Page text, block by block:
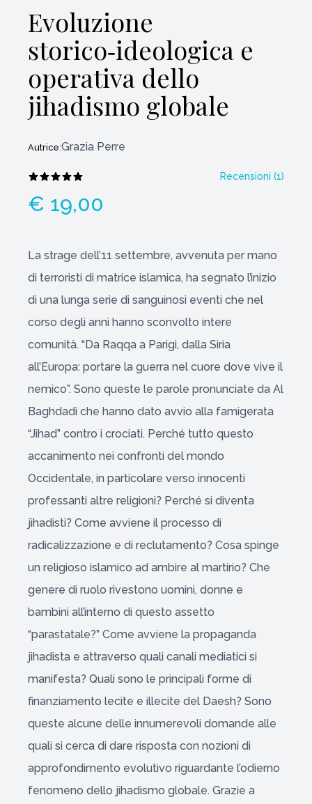
Evoluzione
storico‑ideologica e
operativa dello
jihadismo globale
Autrice:Grazia Perre
Recensioni (1)
€ 19,00
La strage dell’11 settembre, avvenuta per mano
di terroristi di matrice islamica, ha segnato l’inizio
di una lunga serie di sanguinosi eventi che nel
corso degli anni hanno sconvolto intere
comunità. “Da Raqqa a Parigi, dalla Siria
all’Europa: portare la guerra nel cuore dove vive il
nemico”. Sono queste le parole pronunciate da Al
Baghdadi che hanno dato avvio alla famigerata
“Jihad” contro i crociati. Perché tutto questo
accanimento nei confronti del mondo
Occidentale, in particolare verso innocenti
professanti altre religioni? Perché si diventa
jihadisti? Come avviene il processo di
radicalizzazione e di reclutamento? Cosa spinge
un religioso islamico ad ambire al martirio? Che
genere di ruolo rivestono uomini, donne e
bambini all’interno di questo assetto
“parastatale?” Come avviene la propaganda
jihadista e attraverso quali canali mediatici si
manifesta? Quali sono le principali forme di
finanziamento lecite e illecite del Daesh? Sono
queste alcune delle innumerevoli domande alle
quali si cerca di dare risposta con nozioni di
approfondimento evolutivo riguardante l’odierno
fenomeno dello jihadismo globale. Grazie a